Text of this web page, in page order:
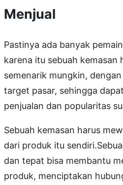
Menjual
Pastinya ada banyak
karena itu sebuah kemasan
semenarik mungkin,
target pasar, sehingga
penjualan dan popularitas
Sebuah kemasan harus
dari produk itu
dan tepat bisa membantu
produk, menciptakan